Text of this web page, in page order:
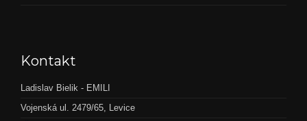
Kontakt
Ladislav Bielik - EMILI
Vojenská ul. 2479/65, Levice